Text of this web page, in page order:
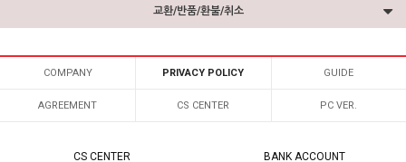
교환/반품/환불/취소
COMPANY PRIVACY POLICY GUIDE
AGREEMENT CS CENTER PC VER.
CS CENTER BANK ACCOUNT